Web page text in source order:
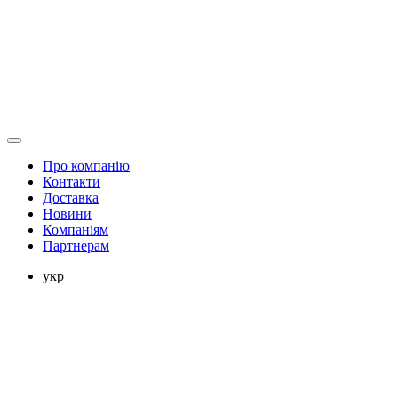
Про компанію
Контакти
Доставка
Новини
Компаніям
Партнерам
укр